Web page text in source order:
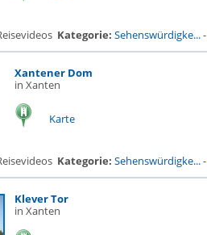
Kategorie: Sehenswürdigke...-
Xantener Dom
in Xanten
Karte
Kategorie: Sehenswürdigke...-
Klever Tor
in Xanten